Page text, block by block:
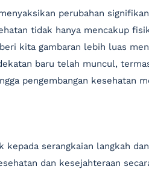
perubahan
tidak hanya mencakup
kita gambaran lebih luas
baru telah muncul,
pengembangan kesehatan
serangkaian langkah
dan kesejahteraan